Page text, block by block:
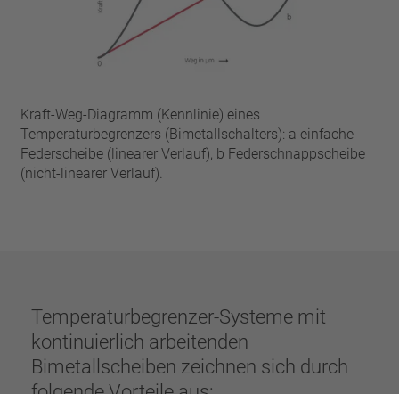
Kraft-Weg-Diagramm (Kennlinie) eines
Temperaturbegrenzers (Bimetallschalters): a einfache
Federscheibe (linearer Verlauf), b Federschnappscheibe
(nicht-linearer Verlauf).
Temperaturbegrenzer-Systeme mit
kontinuierlich arbeitenden
Bimetallscheiben zeichnen sich durch